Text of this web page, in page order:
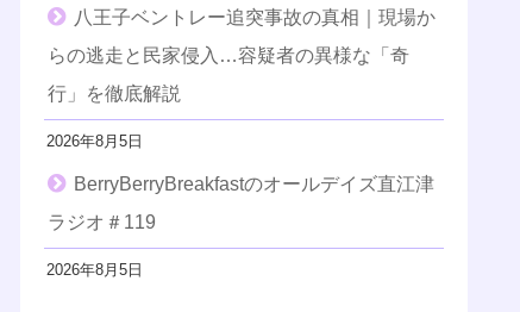
八王子ベントレー追突事故の真相｜現場か
らの逃走と民家侵入…容疑者の異様な「奇
行」を徹底解説
2026年8月5日
BerryBerryBreakfastのオールデイズ直江津
ラジオ＃119
2026年8月5日